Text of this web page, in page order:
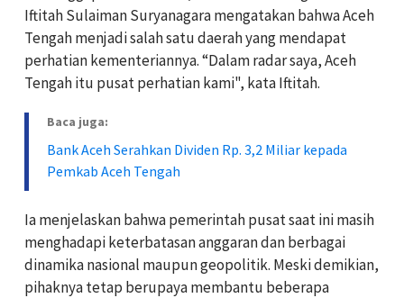
Iftitah Sulaiman Suryanagara mengatakan bahwa Aceh
Tengah menjadi salah satu daerah yang mendapat
perhatian kementeriannya. “Dalam radar saya, Aceh
Tengah itu pusat perhatian kami", kata Iftitah.
Baca juga:
Bank Aceh Serahkan Dividen Rp. 3,2 Miliar kepada
Pemkab Aceh Tengah
Ia menjelaskan bahwa pemerintah pusat saat ini masih
menghadapi keterbatasan anggaran dan berbagai
dinamika nasional maupun geopolitik. Meski demikian,
pihaknya tetap berupaya membantu beberapa